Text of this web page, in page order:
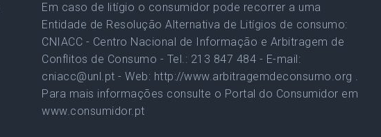
Em caso de litígio o consumidor pode recorrer a uma
Entidade de Resolução Alternativa de Litígios de consumo:
CNIACC - Centro Nacional de Informação e Arbitragem de
Conflitos de Consumo - Tel.: 213 847 484 - E-mail:
cniacc@unl.pt - Web: http://www.arbitragemdeconsumo.org .
Para mais informações consulte o Portal do Consumidor em
www.consumidor.pt